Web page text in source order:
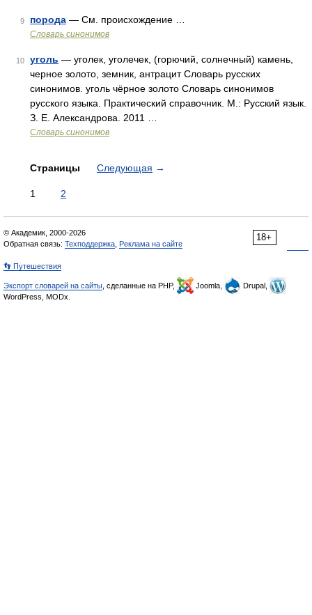
9 порода — См. происхождение …
Словарь синонимов
10 уголь — уголек, уголечек, (горючий, солнечный) камень,
черное золото, земник, антрацит Словарь русских
синонимов. уголь чёрное золото Словарь синонимов
русского языка. Практический справочник. М.: Русский язык.
З. Е. Александрова. 2011 …
Словарь синонимов
Страницы Следующая →
1 2
18+
© Академик, 2000-2026
Обратная связь: Техподдержка Реклама на сайте
👣 Путешествия
Экспорт словарей на сайты , сделанные на PHP, Joomla,
Drupal,
WordPress, MODx.